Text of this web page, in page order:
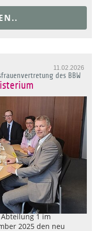
11.02.2026
des BBW
1 im
2025 den neu